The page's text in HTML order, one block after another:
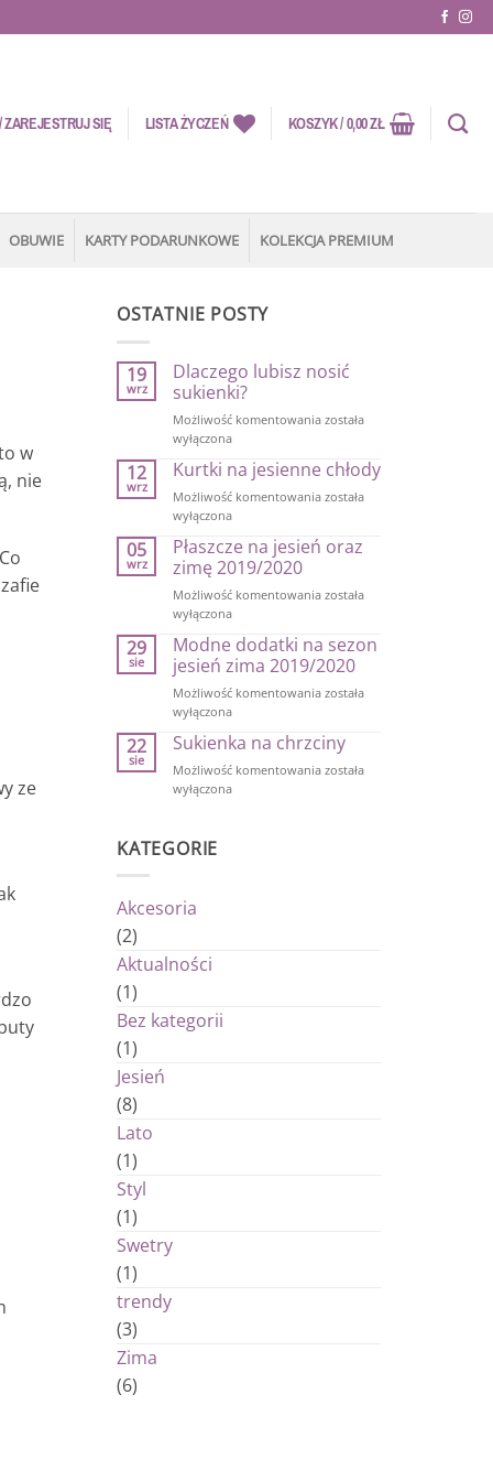
SIĘ LISTA ŻYCZEŃ KOSZYK /0,00ZŁ
OBUWIE KARTY PODARUNKOWE KOLEKCJA PREMIUM
w
nie
ze
OSTATNIE POSTY
19
wrz
Dlaczego lubisz nosić
sukienki?
Możliwość komentowania Dlaczego
sukienki?
została
wyłączona
12
wrz
Kurtki na jesienne chłody
Możliwość komentowania Kurtki
chłody
została
wyłączona
05
wrz
Płaszcze na jesień oraz
zimę 2019/2020
Możliwość komentowania Płaszcze
oraz
zimę
2019/2020
została
wyłączona
29
sie
Modne dodatki na sezon
jesień zima 2019/2020
Możliwość komentowania Modne
sezon
jesień
została
wyłączona
22
sie
Sukienka na chrzciny
Możliwość komentowania Sukienka
została
wyłączona
KATEGORIE
Akcesoria
(2)
Aktualności
(1)
Bez kategorii
(1)
Jesień
(8)
Lato
(1)
Styl
(1)
Swetry
(1)
trendy
(3)
Zima
(6)